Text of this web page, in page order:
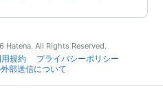
All Rights Reserved.
用規約
プライバシーポリシー
部送信について